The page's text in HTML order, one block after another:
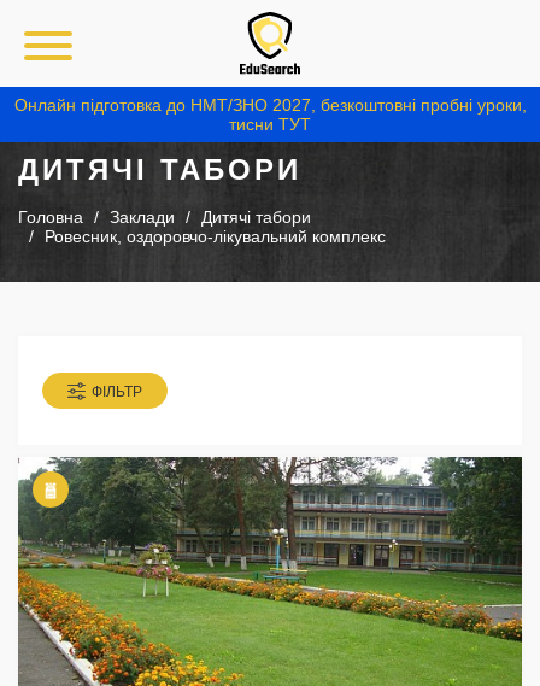
Онлайн підготовка до НМТ/ЗНО 2027, безкоштовні пробні уроки,
тисни ТУТ
ДИТЯЧІ ТАБОРИ
Головна Заклади
Дитячі табори
Ровесник, оздоровчо-лікувальний комплекс
ФІЛЬТР